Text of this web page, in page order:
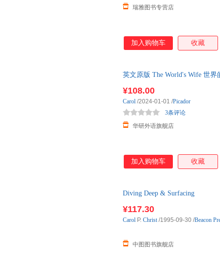
瑞雅图书专营店
加入购物车 收藏
英文原版 The World's Wife 世
¥108.00
华研外语旗舰店
3条评论
Carol /2024-01-01 /Picador
加入购物车 收藏
Diving Deep & Surfacing
¥117.30
中图图书旗舰店
Carol P. Christ/1995-09-30 /Beacon